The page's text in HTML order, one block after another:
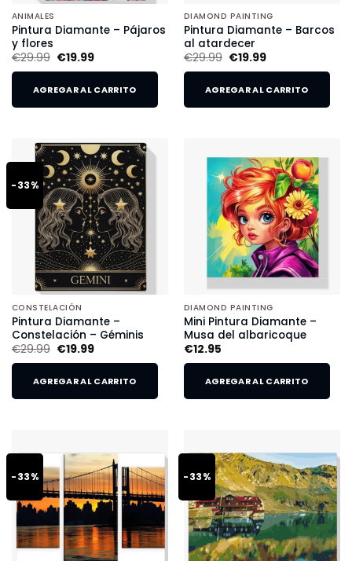
ANIMALES
Pintura Diamante – Pájaros
y flores
€29.99 €19.99
AGREGAR AL CARRITO
DIAMOND PAINTING
Pintura Diamante – Barcos
al atardecer
€29.99 €19.99
AGREGAR AL CARRITO
-33%
CONSTELACIÓN
Pintura Diamante –
Constelación – Géminis
€29.99 €19.99
AGREGAR AL CARRITO
DIAMOND PAINTING
Mini Pintura Diamante –
Musa del albaricoque
€12.95
AGREGAR AL CARRITO
-33% -33%